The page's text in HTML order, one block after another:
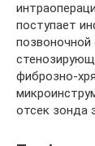
поступает
позвоночной
фиброзно-
отсек зонда